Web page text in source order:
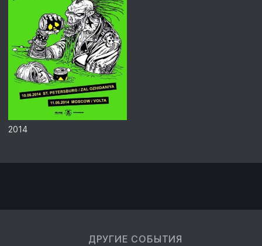
2014
ДРУГИЕ СОБЫТИЯ